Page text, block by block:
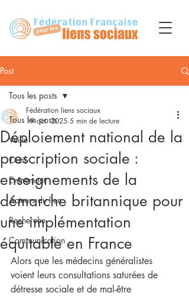
Post
Tous les posts
Veille
Outil
Evénement
Acteurs du lien
Recherche
Communication
Tous les posts
Déploiement national de la
prescription sociale :
enseignements de la
démarche britannique pour
une implémentation
équitable en France
Fédération liens sociaux
19 oct. 2025 5 min de lecture
Alors que les médecins généralistes
voient leurs consultations saturées de
détresse sociale et de mal-être